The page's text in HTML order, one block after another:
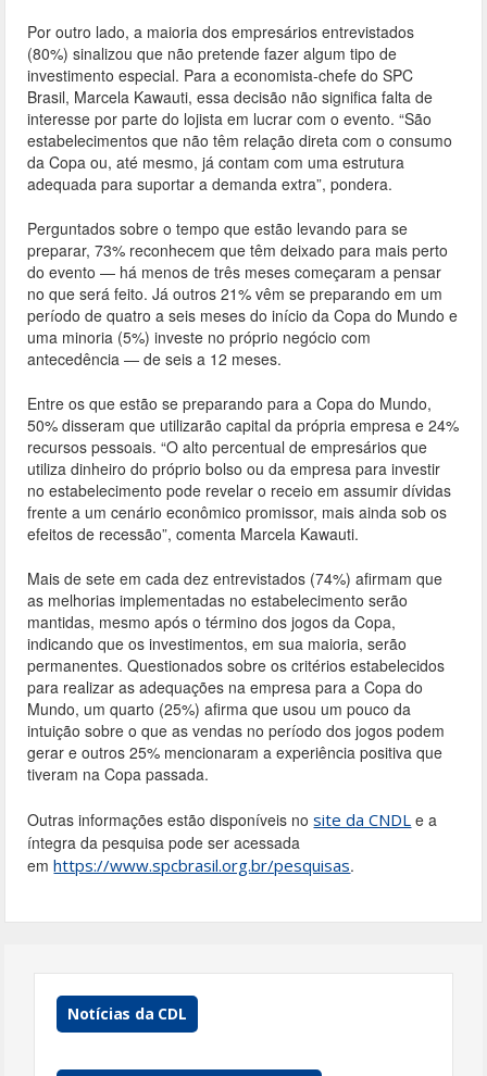
Por outro lado, a maioria dos empresários entrevistados
(80%) sinalizou que não pretende fazer algum tipo de
investimento especial. Para a economista-chefe do SPC
Brasil, Marcela Kawauti, essa decisão não significa falta de
interesse por parte do lojista em lucrar com o evento. “São
estabelecimentos que não têm relação direta com o consumo
da Copa ou, até mesmo, já contam com uma estrutura
adequada para suportar a demanda extra”, pondera.
Perguntados sobre o tempo que estão levando para se
preparar, 73% reconhecem que têm deixado para mais perto
do evento — há menos de três meses começaram a pensar
no que será feito. Já outros 21% vêm se preparando em um
período de quatro a seis meses do início da Copa do Mundo e
uma minoria (5%) investe no próprio negócio com
antecedência — de seis a 12 meses.
Entre os que estão se preparando para a Copa do Mundo,
50% disseram que utilizarão capital da própria empresa e 24%
recursos pessoais. “O alto percentual de empresários que
utiliza dinheiro do próprio bolso ou da empresa para investir
no estabelecimento pode revelar o receio em assumir dívidas
frente a um cenário econômico promissor, mais ainda sob os
efeitos de recessão”, comenta Marcela Kawauti.
Mais de sete em cada dez entrevistados (74%) afirmam que
as melhorias implementadas no estabelecimento serão
mantidas, mesmo após o término dos jogos da Copa,
indicando que os investimentos, em sua maioria, serão
permanentes. Questionados sobre os critérios estabelecidos
para realizar as adequações na empresa para a Copa do
Mundo, um quarto (25%) afirma que usou um pouco da
intuição sobre o que as vendas no período dos jogos podem
gerar e outros 25% mencionaram a experiência positiva que
tiveram na Copa passada.
Outras informações estão disponíveis nosite da CNDL e a
íntegra da pesquisa pode ser acessada
emhttps://www.spcbrasil.org.br/pesquisas.
Notícias da CDL